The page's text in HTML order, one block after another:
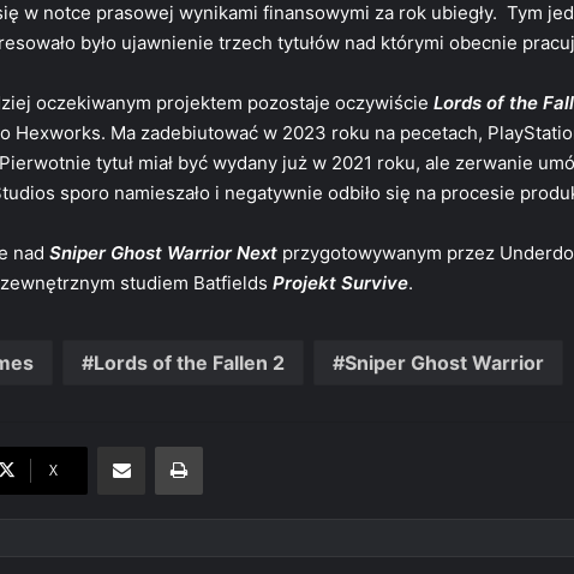
w notce prasowej wynikami finansowymi za rok ubiegły. Tym
było ujawnienie trzech tytułów nad którymi obecnie
oczekiwanym projektem pozostaje oczywiście Lords of the
Hexworks. Ma zadebiutować w 2023 roku na pecetach,
tytuł miał być wydany już w 2021 roku, ale zerwanie
sporo namieszało i negatywnie odbiło się na procesie
nad Sniper Ghost Warrior Next przygotowywanym przez
studiem Batfields Projekt Survive.
Lords of the Fallen 2 Sniper Ghost Warrior
X